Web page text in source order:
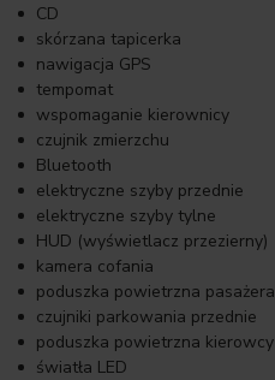
CD
skórzana tapicerka
nawigacja GPS
tempomat
wspomaganie kierownicy
czujnik zmierzchu
Bluetooth
elektryczne szyby przednie
elektryczne szyby tylne
HUD (wyświetlacz przezierny)
kamera cofania
poduszka powietrzna pasażera
czujniki parkowania przednie
poduszka powietrzna kierowcy
światła LED